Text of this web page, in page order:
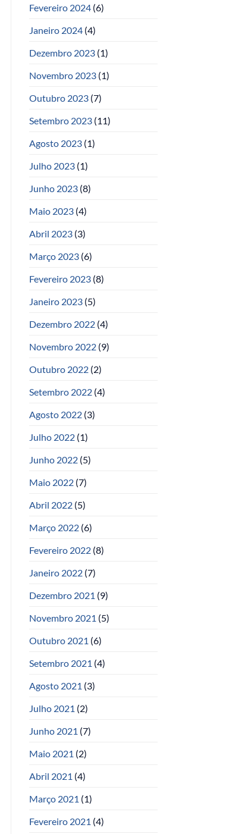
Fevereiro 2024(6)
Janeiro 2024(4)
Dezembro 2023(1)
Novembro 2023(1)
Outubro 2023(7)
Setembro 2023(11)
Agosto 2023(1)
Julho 2023(1)
Junho 2023(8)
Maio 2023(4)
Abril 2023(3)
Março 2023(6)
Fevereiro 2023(8)
Janeiro 2023(5)
Dezembro 2022(4)
Novembro 2022(9)
Outubro 2022(2)
Setembro 2022(4)
Agosto 2022(3)
Julho 2022(1)
Junho 2022(5)
Maio 2022(7)
Abril 2022(5)
Março 2022(6)
Fevereiro 2022(8)
Janeiro 2022(7)
Dezembro 2021 (9)
Novembro 2021 (5)
Outubro 2021 (6)
Setembro 2021 (4)
Agosto 2021 (3)
Julho 2021 (2)
Junho 2021 (7)
Maio 2021 (2)
Abril 2021 (4)
Março 2021 (1)
Fevereiro 2021 (4)